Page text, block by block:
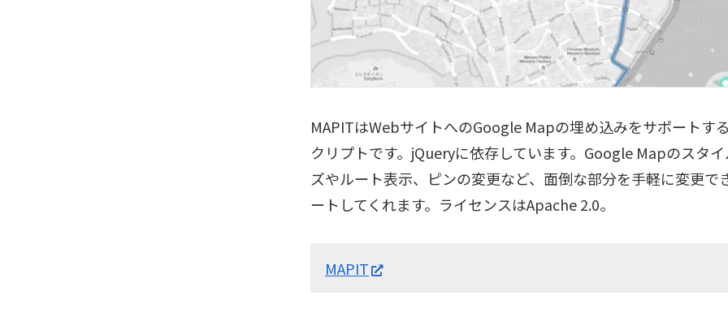
MAPITはWebサイトへのGoogle Mapの埋め込みをサポートす
クリプトです。jQueryに依存しています。Google Mapのスタ
ズやルート表示、ピンの変更など、面倒な部分を手軽に変更で
ートしてくれます。ライセンスはApache 2.0。
MAPIT